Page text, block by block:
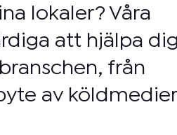
lokaler? Våra
att hjälpa
från
av